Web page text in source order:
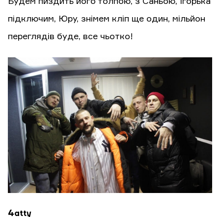
підключим, Юру, знімем кліп ще один, мільйон
переглядів буде, все чьотко!
4atty